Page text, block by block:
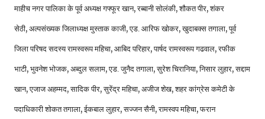
माहीच नगर पालिका के पूर्व अध्यक्ष गफ्फूर खान,रब्बानी सोलंकी,शौकत पीर,शंकर
सेठी, अल्पसंख्यक जिलाध्यक्ष मुस्ताक काजी,एड. आरिफ खोकर,खुदाबक्स तगाला,पूर्व
जिला परिषद सदस्य रामस्वरूप महिचा, आबिद परिहार,पार्षद रामस्वरूप गढवाल,रफीक
भाटी, भुवनेश भोजक, अब्दुल सलाम,एड. जुनैद तगाला,सुरेश चिरानिया,निसार लुहार,सद्दाम
खान,एजाज अहम्मद,सादिक पीर,सुरेंद्र महिचा, अजीज शेख,शहर कांग्रेस कमेटी के
पदाधिकारी शोकत तगाला,ईकबाल लुहार,सज्जन सैनी,रामस्वप महिचा,फरान